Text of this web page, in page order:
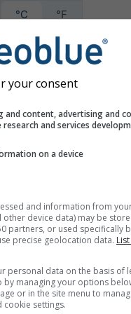
°C °F
ქარის სიჩქარე
გარეგნობა
ფონი
ფონის ფერით
ფონის გარეშე:
ტექსტი
your consent
and content, advertising and
and services
on a device
and information from
device data) may be
partners, or used specifically
precise geolocation data.
personal data on the basis of
by managing your options
or in the site menu to
cookie settings.